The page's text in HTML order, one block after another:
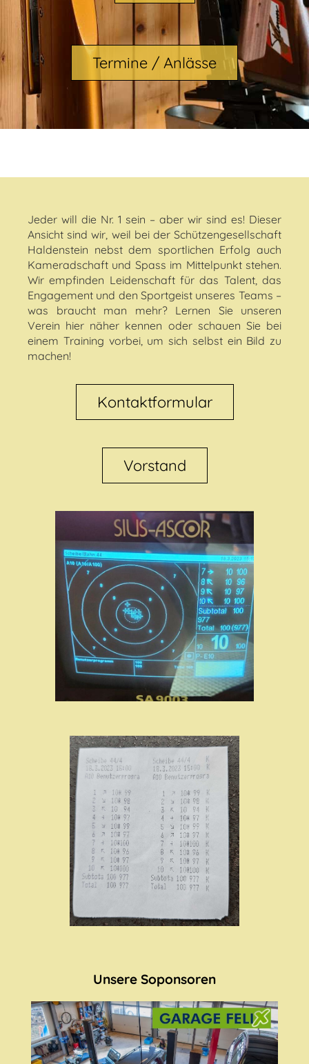
Termine / Anlässe
Jeder will die Nr. 1 sein – aber wir sind es! Dieser
Ansicht sind wir, weil bei der Schützengesellschaft
Haldenstein nebst dem sportlichen Erfolg auch
Kameradschaft und Spass im Mittelpunkt stehen.
Wir empfinden Leidenschaft für das Talent, das
Engagement und den Sportgeist unseres Teams –
was braucht man mehr? Lernen Sie unseren
Verein hier näher kennen oder schauen Sie bei
einem Training vorbei, um sich selbst ein Bild zu
machen!
Kontaktformular
Vorstand
Unsere Soponsoren